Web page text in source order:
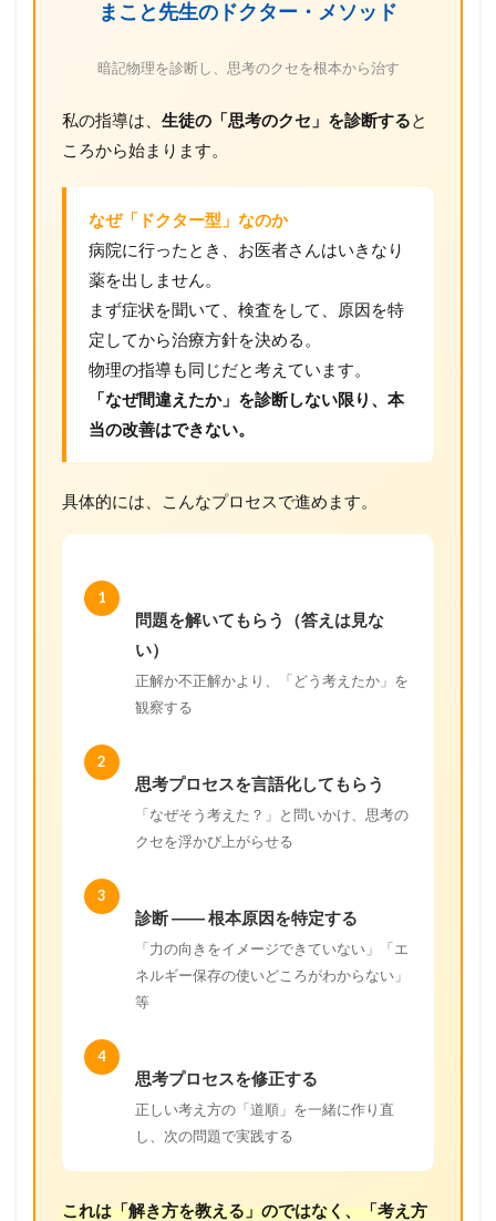
まこと先生のドクター・メソッド
暗記物理を診断し、思考のクセを根本から治す
私の指導は、 生徒の「思考のクセ」を診断すると
ころから始まります。
なぜ「ドクター型」なのか
病院に行ったとき、お医者さんはいきなり
薬を出しません。
まず症状を聞いて、検査をして、原因を特
定してから治療方針を決める。
物理の指導も同じだと考えています。
「なぜ間違えたか」を診断しない限り、本
当の改善はできない。
具体的には、こんなプロセスで進めます。
1
問題を解いてもらう（答えは見な
い）
正解か不正解かより、「どう考えたか」を
観察する
2
思考プロセスを言語化してもらう
「なぜそう考えた？」と問いかけ、思考の
クセを浮かび上がらせる
3
診断 ―― 根本原因を特定する
「力の向きをイメージできていない」「エ
ネルギー保存の使いどころがわからない」
等
4
思考プロセスを修正する
正しい考え方の「道順」を一緒に作り直
し、次の問題で実践する
これは「解き方を教える」のではなく、「考え方